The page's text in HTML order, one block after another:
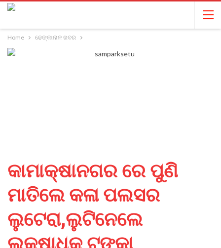
Home ଢେଙ୍କାନାଳ ଖବର
କାମାକ୍ଷାନଗର ରେ ପୁଣି
ମାତିଲେ କଳା ପଲସର
ଲୁଟେରା,ଲୁଟିନେଲେ
ଲକ୍ଷାଧିକ ଟଙ୍କା